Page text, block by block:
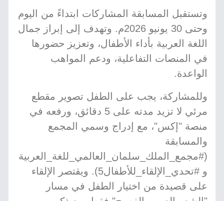
وتستقبل المسابقة المشاركات ابتداءً من اليوم
وحتى 30 يونيو 2026م. وتهدف إلى إبراز جمال
اللغة العربية بأداء الأطفال، وتعزيز حضورها
في المنصات التفاعلية، ودعم المواهب
الواعدة.
وللمشاركة، يجب على الطفل تصوير مقطع
مرئي لا تزيد مدته على 5 دقائق، ورفعه في
منصة "إكس"، مع إدراج وسمي المجمع
والمسابقة
(#مجمع_الملك_سلمان_العالمي_للغة_العربية
و #تحدي_الإلقاء_للأطفال5). ويقتصر الإلقاء
على قصيدة من اختيار الطفل في مسار